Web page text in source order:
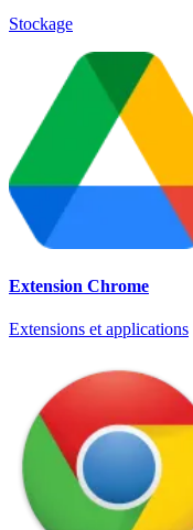
Stockage
Extension Chrome
Extensions et applications